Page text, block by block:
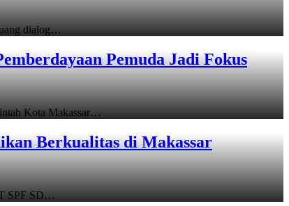
dialog…
Pemuda Jadi Fokus
Kota Makassar…
Berkualitas di Makassar
SPF SD…